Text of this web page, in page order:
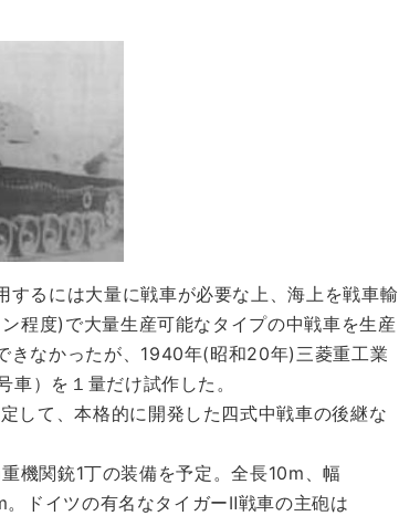
るには大量に戦車が必要な上、海上を戦車輸
程度)で大量生産可能なタイプの中戦車を生産
きなかったが、1940年(昭和20年)三菱重工業
）を１量だけ試作した。
して、本格的に開発した四式中戦車の後継な
機関銃1丁の装備を予定。全長10m、幅
ドイツの有名なタイガーⅡ戦車の主砲は